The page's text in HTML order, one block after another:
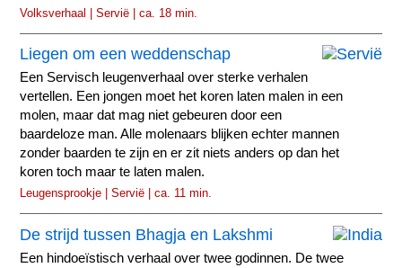
Volksverhaal | Servië | ca. 18 min.
Liegen om een weddenschap
Een Servisch leugenverhaal over sterke verhalen
vertellen. Een jongen moet het koren laten malen in een
molen, maar dat mag niet gebeuren door een
baardeloze man. Alle molenaars blijken echter mannen
zonder baarden te zijn en er zit niets anders op dan het
koren toch maar te laten malen.
Leugensprookje | Servië | ca. 11 min.
De strijd tussen Bhagja en Lakshmi
Een hindoeïstisch verhaal over twee godinnen. De twee